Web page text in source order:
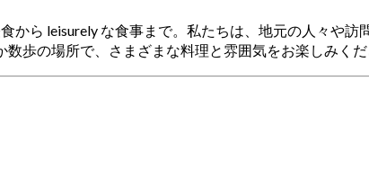
から leisurely な食事まで。私たちは、地元の人々や
歩の場所で、さまざまな料理と雰囲気をお楽しみくだ